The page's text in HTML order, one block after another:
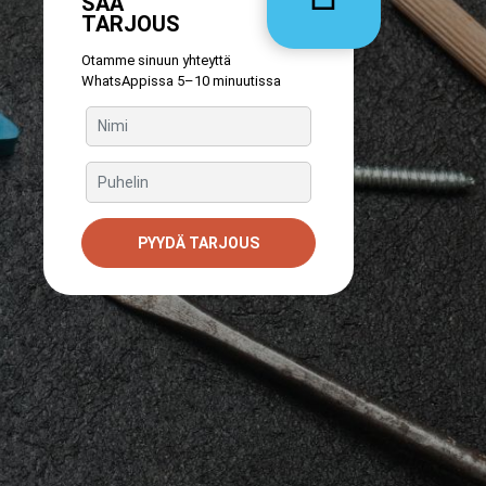
TARJOUS
Otamme sinuun yhteyttä
WhatsAppissa 5–10 minuutissa
PYYDÄ TARJOUS